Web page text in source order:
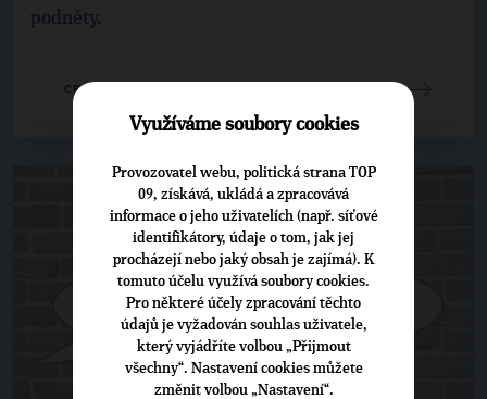
podněty.
CELÝ ČLÁNEK
Využíváme soubory cookies
Provozovatel webu, politická strana TOP
09, získává, ukládá a zpracovává
informace o jeho uživatelích (např. síťové
identifikátory, údaje o tom, jak jej
procházejí nebo jaký obsah je zajímá). K
tomuto účelu využívá soubory cookies.
Pro některé účely zpracování těchto
údajů je vyžadován souhlas uživatele,
který vyjádříte volbou „Přijmout
všechny“. Nastavení cookies můžete
změnit volbou „Nastavení“.